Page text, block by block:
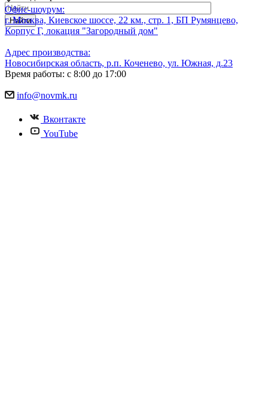
Офис-шоурум:
г. Москва, Киевское шоссе, 22 км., стр. 1, БП Румянцево,
Корпус Г, локация "Загородный дом"
Адрес производства:
Новосибирская область, р.п. Коченево, ул. Южная, д.23
Время работы: с 8:00 до 17:00
info@novmk.ru
Вконтакте
YouTube
Найти